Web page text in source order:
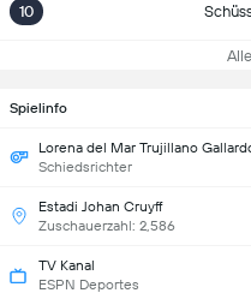
10
Spielinfo
Lorena del Mar Trujillano
Schiedsrichter
Estadi Johan Cruyff
Zuschauerzahl: 2,586
TV Kanal
ESPN Deportes